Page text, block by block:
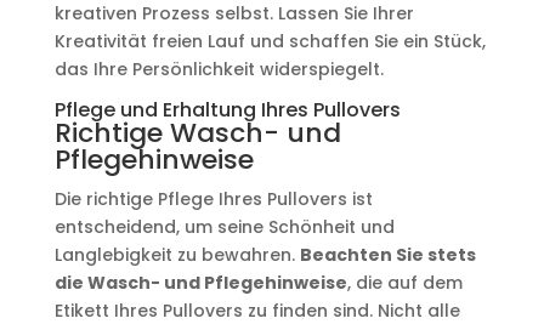
kreativen Prozess selbst. Lassen Sie Ihrer
Kreativität freien Lauf und schaffen Sie ein Stück,
das Ihre Persönlichkeit widerspiegelt.
Pflege und Erhaltung Ihres Pullovers
Richtige Wasch- und
Pflegehinweise
Die richtige Pflege Ihres Pullovers ist
entscheidend, um seine Schönheit und
Langlebigkeit zu bewahren. Beachten Sie stets
die Wasch- und Pflegehinweise, die auf dem
Etikett Ihres Pullovers zu finden sind. Nicht alle